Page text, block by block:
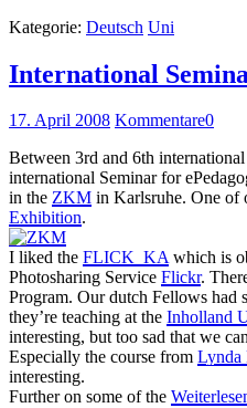
Kategorie: Deutsch Uni
International
17. April 2008 Kommentare0
Between 3rd and 6th
international Seminar for
in the ZKM in Karlsruhe. One of
Exhibition.
I liked the FLICK_KAwhich is
Photosharing Service Flickr.
Program. Our dutch Fellows had
they’re teaching at the Inholland
interesting, but too sad that we
Especially the course from Lynda
interesting.
Further on some of the